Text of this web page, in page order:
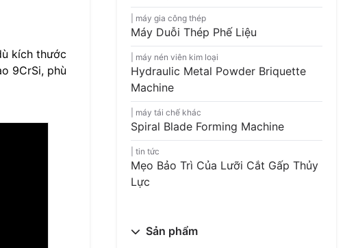
kích thước
9CrSi, phù
máy gia công thép
Máy Duỗi Thép Phế Liệu
máy nén viên kim loại
Hydraulic Metal Powder Briquette
Machine
máy tái chế khác
Spiral Blade Forming Machine
tin tức
Mẹo Bảo Trì Của Lưỡi Cắt Gấp Thủy
Lực
Sản phẩm